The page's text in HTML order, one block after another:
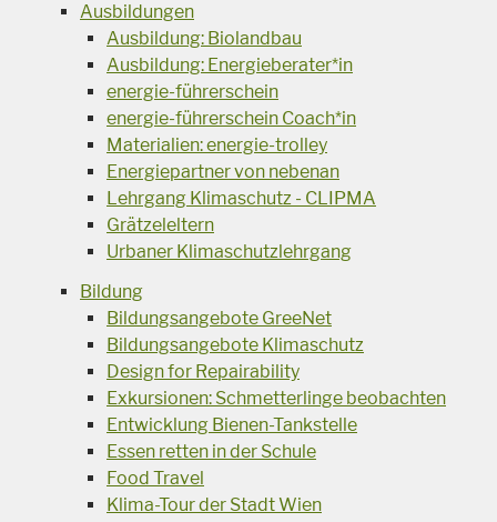
Ausbildungen
Ausbildung: Biolandbau
Ausbildung: Energieberater*in
energie-führerschein
energie-führerschein Coach*in
Materialien: energie-trolley
Energiepartner von nebenan
Lehrgang Klimaschutz - CLIPMA
Grätzeleltern
Urbaner Klimaschutzlehrgang
Bildung
Bildungsangebote GreeNet
Bildungsangebote Klimaschutz
Design for Repairability
Exkursionen: Schmetterlinge beobachten
Entwicklung Bienen-Tankstelle
Essen retten in der Schule
Food Travel
Klima-Tour der Stadt Wien